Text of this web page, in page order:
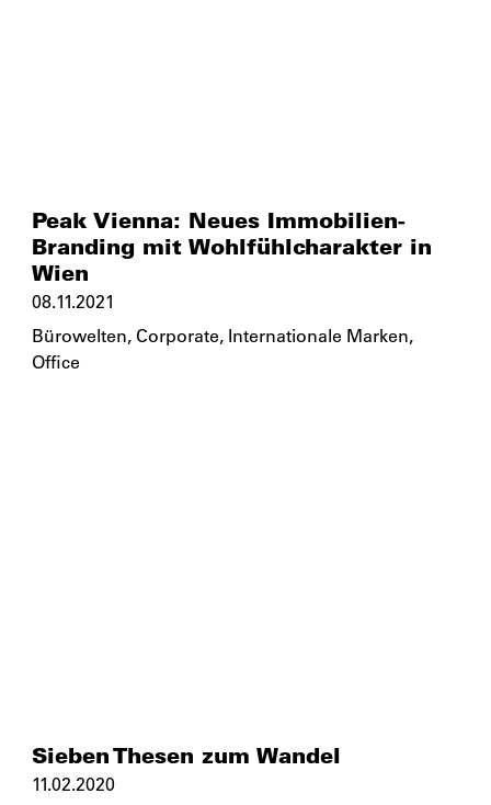
Peak Vienna: Neues Immobilien-
Branding mit Wohlfühlcharakter in
Wien
08.11.2021
Bürowelten,Corporate, Internationale Marken,
Office
Sieben Thesen zum Wandel
11.02.2020